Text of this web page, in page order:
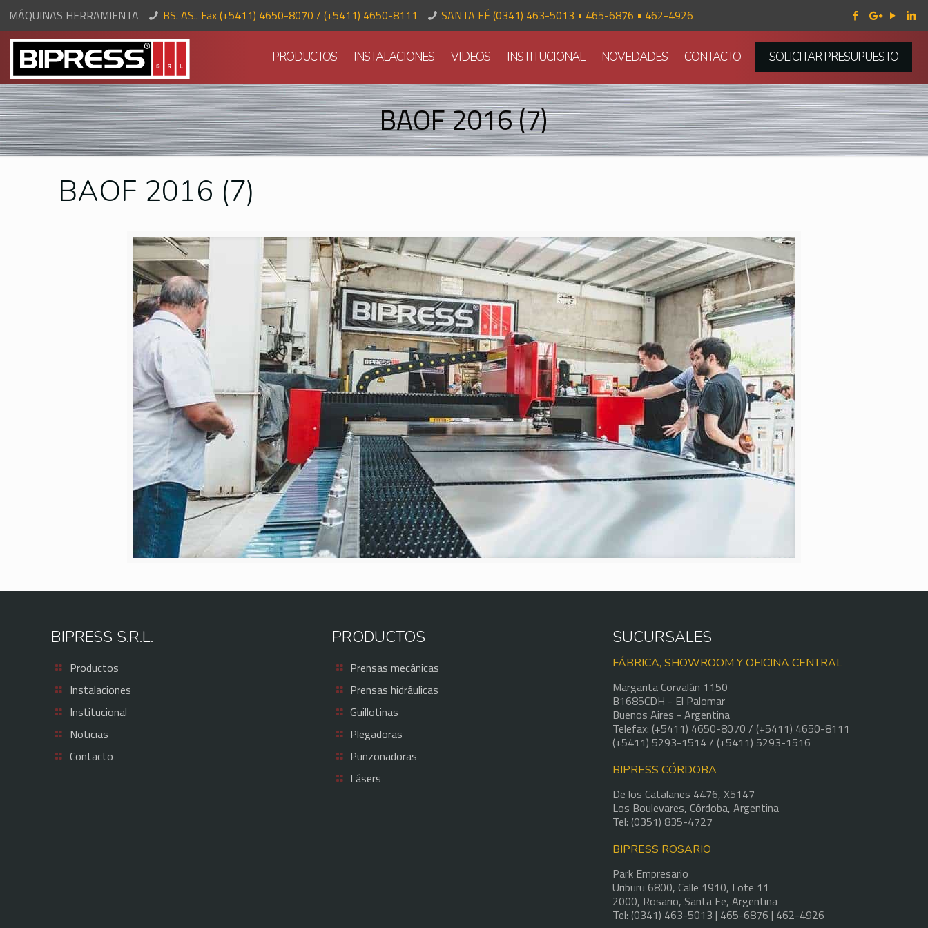
MÁQUINAS HERRAMIENTA BS. AS.. Fax (+5411) 4650-8070 / (+5411) 4650-8111 SANTA FÉ (0341) 463-5013 • 465-6876 • 462-4926
PRODUCTOS INSTALACIONES VIDEOS INSTITUCIONAL NOVEDADES CONTACTO SOLICITAR PRESUPUESTO
BAOF 2016 (7)
BAOF 2016 (7)
BIPRESS S.R.L.
Productos
Instalaciones
Institucional
Noticias
Contacto
PRODUCTOS
Prensas mecánicas
Prensas hidráulicas
Guillotinas
Plegadoras
Punzonadoras
Lásers
SUCURSALES
FÁBRICA, SHOWROOM Y OFICINA CENTRAL
Margarita Corvalán 1150
B1685CDH - El Palomar
Buenos Aires - Argentina
Telefax: (+5411) 4650-8070 / (+5411) 4650-8111
(+5411) 5293-1514 / (+5411) 5293-1516
BIPRESS CÓRDOBA
De los Catalanes 4476, X5147
Los Boulevares, Córdoba, Argentina
Tel: (0351) 835-4727
BIPRESS ROSARIO
Park Empresario
Uriburu 6800, Calle 1910, Lote 11
2000, Rosario, Santa Fe, Argentina
Tel: (0341) 463-5013 | 465-6876 | 462-4926